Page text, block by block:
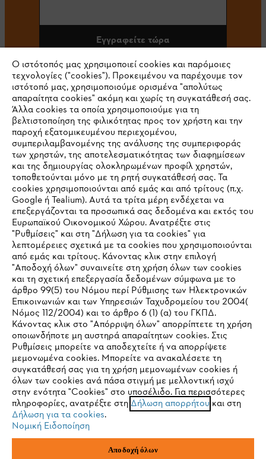
Εγγραφείτε τώρα
#STIHL
Εταιρεία
STIHL Συχνές ερωτήσεις
Service
Πολιτική απορρήτου Νομικό κείμενο Cookies
Νομικές πληροφορίες
ANDREAS STIHL ΜΟΝΟΠΡΟΣΩΠΗ Α.Ε.
ΑΓ. ΑΝΔΡΕΟΥ 51 ΠΑΛΛΟΥΡΙΩΤΙΣΣΑ
IHR BROWSER WIRD NICHT
UNTERSTÜTZT
Sie nutzen einen Browser, den wir noch nicht unterstützen. Für
eine optimale Nutzung unserer Seite empfehlen wir Ihnen, zu
einem der folgenden Browser zu wechseln:
Firefox Chrome
Ο ιστότοπός μας χρησιμοποιεί cookies και παρόμοιες
τεχνολογίες ("cookies"). Προκειμένου να παρέχουμε τον
ιστότοπό μας, χρησιμοποιούμε ορισμένα "απολύτως
απαραίτητα cookies" ακόμη και χωρίς τη συγκατάθεσή σας.
Άλλα cookies τα οποία χρησιμοποιούμε για τη
βελτιστοποίηση της φιλικότητας προς τον χρήστη και την
παροχή εξατομικευμένου περιεχομένου,
συμπεριλαμβανομένης της ανάλυσης της συμπεριφοράς
των χρηστών, της αποτελεσματικότητας των διαφημίσεων
και της δημιουργίας ολοκληρωμένων προφίλ χρηστών,
τοποθετούνται μόνο με τη ρητή συγκατάθεσή σας. Τα
cookies χρησιμοποιούνται από εμάς και από τρίτους (π.χ.
Google ή Tealium). Αυτά τα τρίτα μέρη ενδέχεται να
επεξεργάζονται τα προσωπικά σας δεδομένα και εκτός του
Ευρωπαϊκού Οικονομικού Χώρου. Ανατρέξτε στις
"Ρυθμίσεις" και στη "Δήλωση για τα cookies" για
λεπτομέρειες σχετικά με τα cookies που χρησιμοποιούνται
από εμάς και τρίτους. Κάνοντας κλικ στην επιλογή
"Αποδοχή όλων" συναινείτε στη χρήση όλων των cookies
και τη σχετική επεξεργασία δεδομένων σύμφωνα με το
άρθρο 99(5) του Νόμου περί Ρύθμισης των Ηλεκτρονικών
Επικοινωνιών και των Υπηρεσιών Ταχυδρομείου του 2004(
Νόμος 112/2004) και το άρθρο 6 (1) (α) του ΓΚΠΔ.
Κάνοντας κλικ στο "Απόρριψη όλων" απορρίπτετε τη χρήση
οποιωνδήποτε μη αυστηρά απαραίτητων cookies. Στις
Ρυθμίσεις μπορείτε να αποδεχτείτε ή να απορρίψετε
μεμονωμένα cookies. Μπορείτε να ανακαλέσετε τη
συγκατάθεσή σας για τη χρήση μεμονωμένων cookies ή
όλων των cookies ανά πάσα στιγμή με μελλοντική ισχύ
στην ενότητα "Cookies" στο υποσέλιδο. Για περισσότερες
πληροφορίες, ανατρέξτε στηΔήλωση απορρήτου και στη
Δήλωση για τα cookies.
Νομική Ειδοποίηση
Αποδοχή όλων